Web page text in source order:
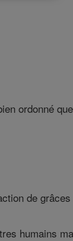
ordonné
de grâces
humains